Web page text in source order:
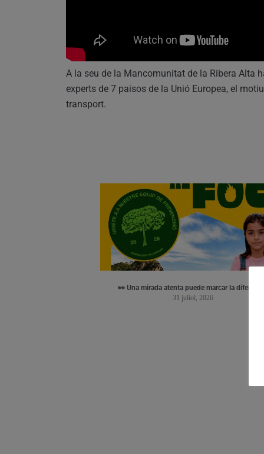
A la seu de la Mancomunitat de la Ribera Alta
experts de 7 paisos de la Unió Europea, el
transport.
👀 Una mirada atenta puede marcar la
31 juliol, 2026